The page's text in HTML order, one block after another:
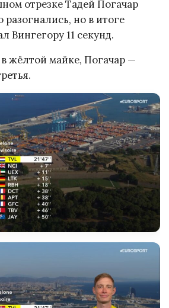
отрезке Тадей Погачар
разогнались, но в итоге
Вингегору 11 секунд.
жёлтой майке, Погачар —